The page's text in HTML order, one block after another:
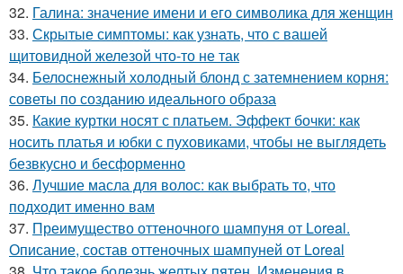
32. Галина: значение имени и его символика для женщин
33. Скрытые симптомы: как узнать, что с вашей
щитовидной железой что-то не так
34. Белоснежный холодный блонд с затемнением корня:
советы по созданию идеального образа
35. Какие куртки носят с платьем. Эффект бочки: как
носить платья и юбки с пуховиками, чтобы не выглядеть
безвкусно и бесформенно
36. Лучшие масла для волос: как выбрать то, что
подходит именно вам
37. Преимущество оттеночного шампуня от Loreal.
Описание, состав оттеночных шампуней от Loreal